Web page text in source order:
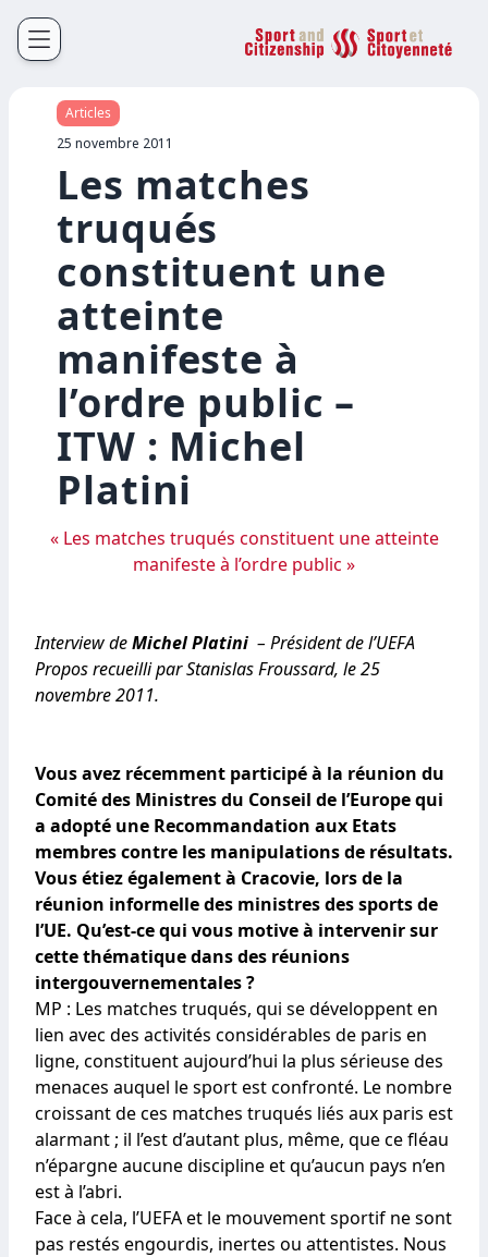
Sport et Citoyenneté
Français
Articles
25 novembre 2011
Les matches
truqués
constituent une
atteinte
manifeste à
l’ordre public –
ITW : Michel
Platini
« Les matches truqués constituent une atteinte
manifeste à l’ordre public »
Interview deMichel Platini – Président de l’UEFA
Propos recueilli par Stanislas Froussard, le 25
novembre 2011.
Vous avez récemment participé à la réunion du
Comité des Ministres du Conseil de l’Europe qui
a adopté une Recommandation aux Etats
membres contre les manipulations de résultats.
Vous étiez également à Cracovie, lors de la
réunion informelle des ministres des sports de
l’UE. Qu’est-ce qui vous motive à intervenir sur
cette thématique dans des réunions
intergouvernementales ?
MP : Les matches truqués, qui se développent en
lien avec des activités considérables de paris en
ligne, constituent aujourd’hui la plus sérieuse des
menaces auquel le sport est confronté. Le nombre
croissant de ces matches truqués liés aux paris est
alarmant ; il l’est d’autant plus, même, que ce fléau
n’épargne aucune discipline et qu’aucun pays n’en
est à l’abri.
Face à cela, l’UEFA et le mouvement sportif ne sont
pas restés engourdis, inertes ou attentistes. Nous